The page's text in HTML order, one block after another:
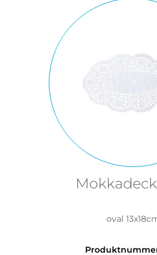
oval